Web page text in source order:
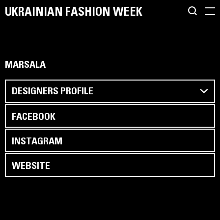
UKRAINIAN FASHION WEEK
MARSALA
DESIGNERS PROFILE
FACEBOOK
INSTAGRAM
WEBSITE